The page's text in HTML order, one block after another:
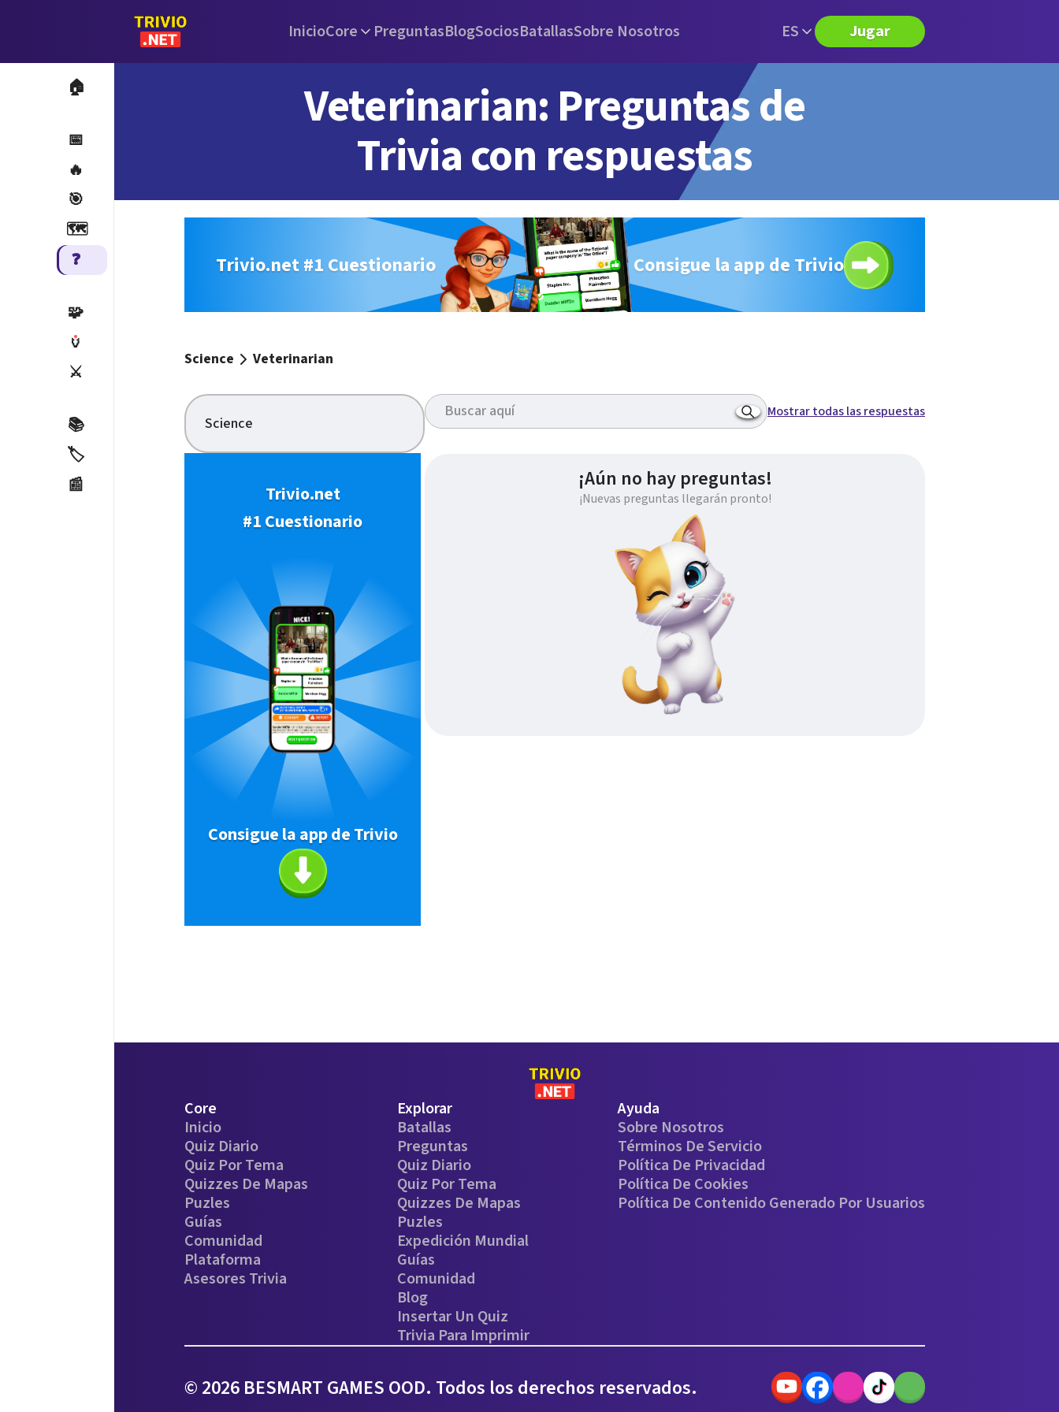
InicioCore PreguntasBlogSociosBatallasSobre Nosotros ES Jugar
🏠
📅
🔥
🎯
🗺️
❓
🧩
🏺
⚔️
📚
🏷️
📰
Veterinarian: Preguntas de
Trivia con respuestas
Trivio.net #1 Cuestionario Consigue la app de Trivio
Science Veterinarian
Science
Trivio.net
#1 Cuestionario
Consigue la app de Trivio
Mostrar todas las respuestas
¡Aún no hay preguntas!
¡Nuevas preguntas llegarán pronto!
Core
Inicio
Quiz Diario
Quiz Por Tema
Quizzes De Mapas
Puzles
Guías
Comunidad
Plataforma
Asesores Trivia
Explorar
Batallas
Preguntas
Quiz Diario
Quiz Por Tema
Quizzes De Mapas
Puzles
Expedición Mundial
Guías
Comunidad
Blog
Insertar Un Quiz
Trivia Para Imprimir
Ayuda
Sobre Nosotros
Términos De Servicio
Política De Privacidad
Política De Cookies
Política De Contenido Generado Por Usuarios
© 2026 BESMART GAMES OOD. Todos los derechos reservados.